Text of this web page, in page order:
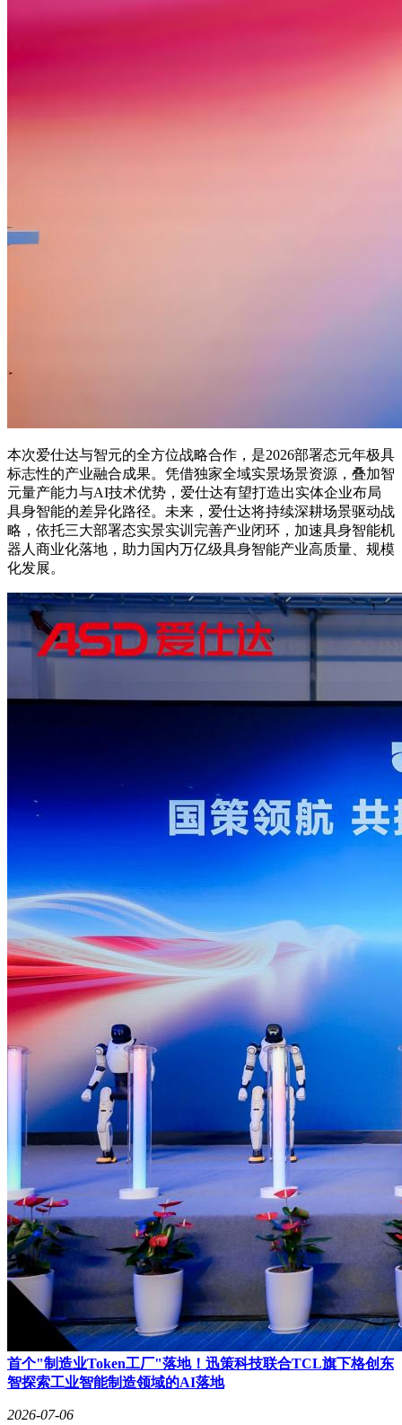
本次爱仕达与智元的全方位战略合作，是2026部署态元年极具
标志性的产业融合成果。凭借独家全域实景场景资源，叠加智
元量产能力与AI技术优势，爱仕达有望打造出实体企业布局
具身智能的差异化路径。未来，爱仕达将持续深耕场景驱动战
略，依托三大部署态实景实训完善产业闭环，加速具身智能机
器人商业化落地，助力国内万亿级具身智能产业高质量、规模
化发展。
首个"制造业Token工厂"落地！迅策科技联合TCL旗下格创东
智探索工业智能制造领域的AI落地
2026-07-06